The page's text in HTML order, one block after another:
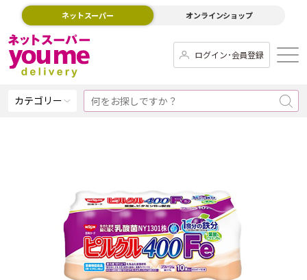
ネットスーパー オンラインショップ
ログイン･会員登録
カテゴリー